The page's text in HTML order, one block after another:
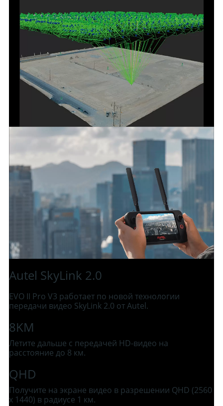
Autel SkyLink 2.0
EVO II Pro V3 работает по новой технологии
передачи видео SkyLink 2.0 от Autel.
8KM
Летите дальше с передачей HD-видео на
расстояние до 8 км.
QHD
Получите на экране видео в разрешении QHD (2560
x 1440) в радиусе 1 км.